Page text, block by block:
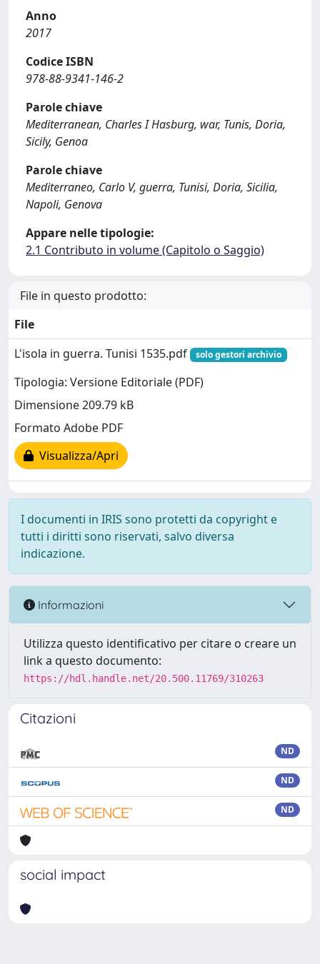
Anno
2017
Codice ISBN
978-88-9341-146-2
Parole chiave
Mediterranean, Charles I Hasburg, war, Tunis, Doria,
Sicily, Genoa
Parole chiave
Mediterraneo, Carlo V, guerra, Tunisi, Doria, Sicilia,
Napoli, Genova
Appare nelle tipologie:
2.1 Contributo in volume (Capitolo o Saggio)
File in questo prodotto:
File
L'isola in guerra. Tunisi 1535.pdf
solo gestori archivio
Tipologia: Versione Editoriale (PDF)
Dimensione 209.79 kB
Formato Adobe PDF
Visualizza/Apri
I documenti in IRIS sono protetti da copyright e
tutti i diritti sono riservati, salvo diversa
indicazione.
Informazioni
Utilizza questo identificativo per citare o creare un
link a questo documento:
https://hdl.handle.net/20.500.11769/310263
Citazioni
ND
ND
ND
social impact